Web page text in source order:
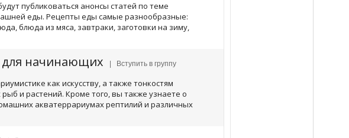
публиковаться анонсы статей по теме
еды. Рецепты еды самые разнообразные:
блюда из мяса, завтраки, заготовки на зиму,
для начинающих | Вступить в группу
как искусству, а также тонкостям
и растений. Кроме того, вы также узнаете о
акватеррариумах рептилий и различных